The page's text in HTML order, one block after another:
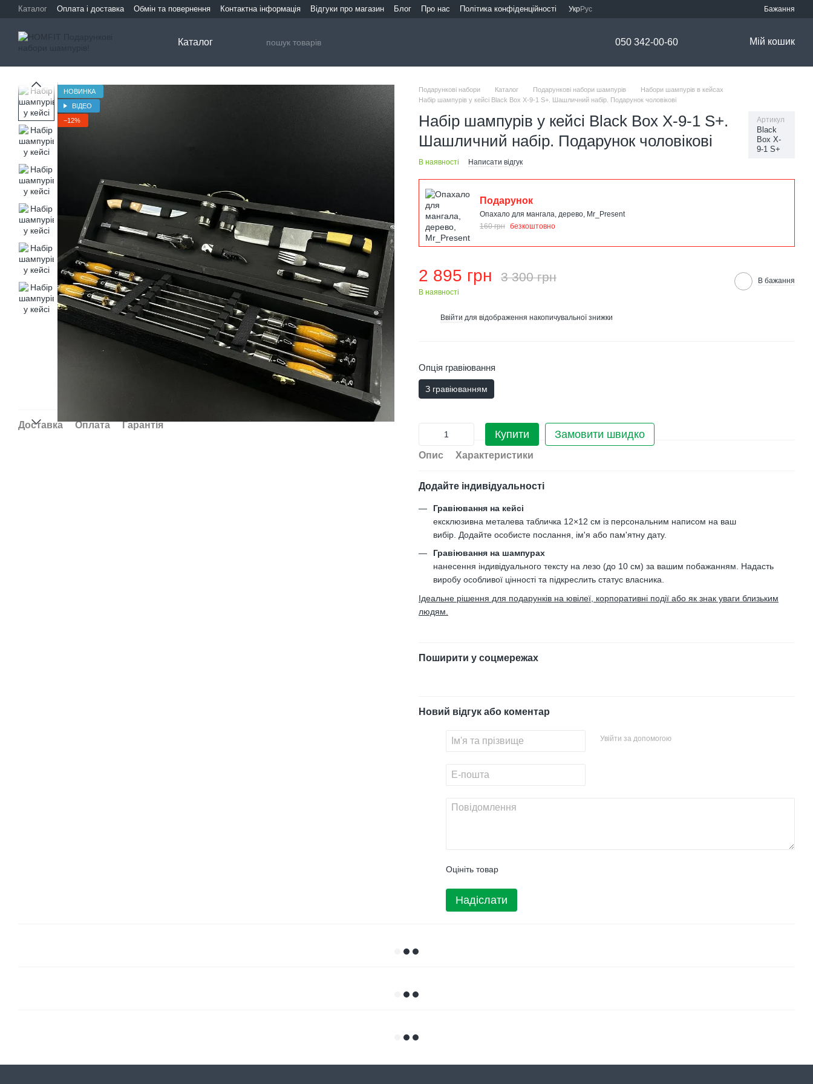
Перейти до основного контенту
Каталог Оплата і доставка Обмін та повернення Контактна інформація Відгуки про магазин Блог Про нас Політика конфіденційності УкрРус Бажання
Каталог 050 342-00-60 Мій кошик
НОВИНКА
ВІДЕО
−12%
Доставка Оплата Гарантія
Подарункові набори Каталог Подарункові набори шампурів
Набори шампурів в кейсах
Набір шампурів у кейсі Black Box X-9-1 S+. Шашличний набір. Подарунок чоловікові
Набір шампурів у кейсі Black Box X-9-1 S+.
Шашличний набір. Подарунок чоловікові
Артикул
Black
Box X-
9-1 S+
В наявності Написати відгук
Подарунок
Опахало для мангала, дерево, Mr_Present
160 грн безкоштовно
2 895 грн 3 300 грн
В наявності
В бажання
Ввійти для відображення накопичувальної знижки
Опція гравіювання
З гравіюванням
Купити Замовити швидко
Опис Характеристики
Додайте індивідуальності
Гравіювання на кейсі
ексклюзивна металева табличка 12×12 см із персональним написом на ваш
вибір. Додайте особисте послання, ім'я або пам'ятну дату.
Гравіювання на шампурах
нанесення індивідуального тексту на лезо (до 10 см) за вашим побажанням. Надасть
виробу особливої цінності та підкреслить статус власника.
Ідеальне рішення для подарунків на ювілеї, корпоративні події або як знак уваги близьким
людям.
Поширити у соцмережах
Новий відгук або коментар
Увійти за допомогою
Оцініть товар
Надіслати